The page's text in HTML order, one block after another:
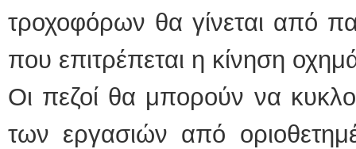
τροχοφόρων θα γίνεται από
που επιτρέπεται η κίνηση
Οι πεζοί θα μπορούν να
των εργασιών από